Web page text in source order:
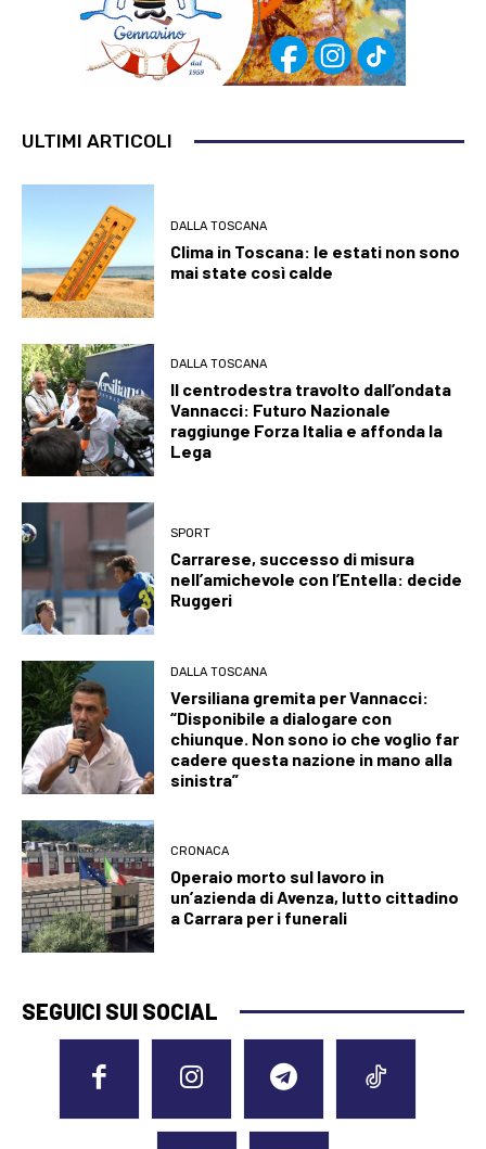
ULTIMI ARTICOLI
DALLA TOSCANA
Clima in Toscana: le estati non sono
mai state così calde
DALLA TOSCANA
Il centrodestra travolto dall’ondata
Vannacci: Futuro Nazionale
raggiunge Forza Italia e affonda la
Lega
SPORT
Carrarese, successo di misura
nell’amichevole con l’Entella: decide
Ruggeri
DALLA TOSCANA
Versiliana gremita per Vannacci:
“Disponibile a dialogare con
chiunque. Non sono io che voglio far
cadere questa nazione in mano alla
sinistra”
CRONACA
Operaio morto sul lavoro in
un’azienda di Avenza, lutto cittadino
a Carrara per i funerali
SEGUICI SUI SOCIAL